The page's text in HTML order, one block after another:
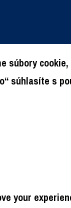
súbory
súhlasíte s
your